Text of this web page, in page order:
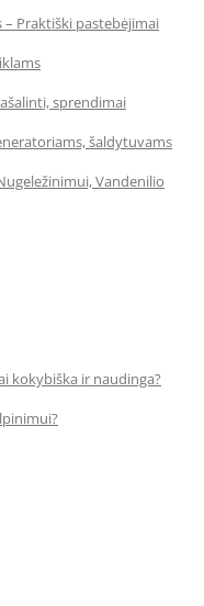
Praktiški pastebėjimai
sprendimai
šaldytuvams
Vandenilio
kokybiška ir naudinga?